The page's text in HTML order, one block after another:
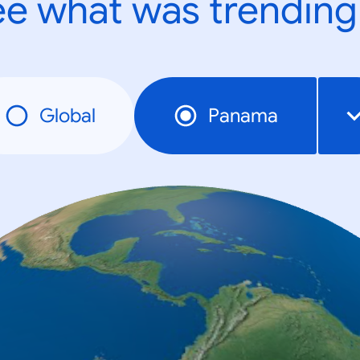
what was
Global Panama